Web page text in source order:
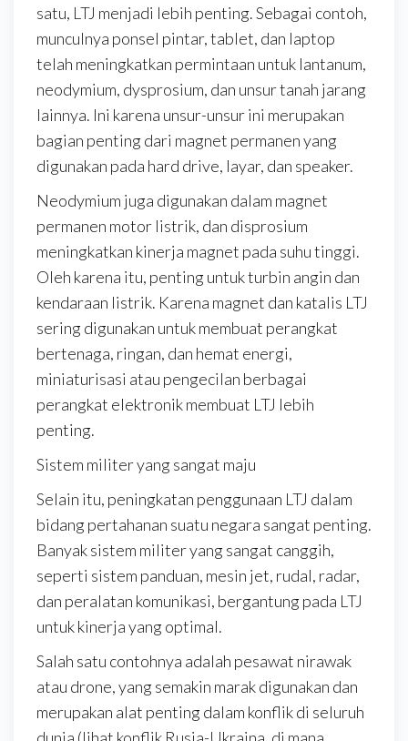
satu, LTJ menjadi lebih penting. Sebagai contoh,
munculnya ponsel pintar, tablet, dan laptop
telah meningkatkan permintaan untuk lantanum,
neodymium, dysprosium, dan unsur tanah jarang
lainnya. Ini karena unsur-unsur ini merupakan
bagian penting dari magnet permanen yang
digunakan pada hard drive, layar, dan speaker.
Neodymium juga digunakan dalam magnet
permanen motor listrik, dan disprosium
meningkatkan kinerja magnet pada suhu tinggi.
Oleh karena itu, penting untuk turbin angin dan
kendaraan listrik. Karena magnet dan katalis LTJ
sering digunakan untuk membuat perangkat
bertenaga, ringan, dan hemat energi,
miniaturisasi atau pengecilan berbagai
perangkat elektronik membuat LTJ lebih
penting.
Sistem militer yang sangat maju
Selain itu, peningkatan penggunaan LTJ dalam
bidang pertahanan suatu negara sangat penting.
Banyak sistem militer yang sangat canggih,
seperti sistem panduan, mesin jet, rudal, radar,
dan peralatan komunikasi, bergantung pada LTJ
untuk kinerja yang optimal.
Salah satu contohnya adalah pesawat nirawak
atau drone, yang semakin marak digunakan dan
merupakan alat penting dalam konflik di seluruh